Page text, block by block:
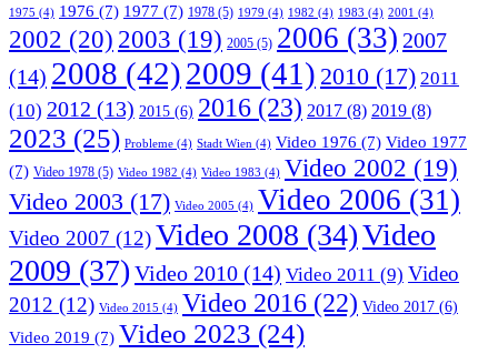
1975 (4) 1976 (7) 1977 (7) 1978 (5) 1979 (4) 1982 (4) 1983 (4) 2001 (4)
2002 (20) 2003 (19) 2005 (5) 2006 (33) 2007
(14) 2008 (42)2009 (41) 2010 (17) 2011
(10) 2012 (13) 2015 (6) 2016 (23) 2017 (8) 2019 (8)
2023 (25) Probleme (4) Stadt Wien (4) Video 1976 (7) Video 1977
(7) Video 1978 (5) Video 1982 (4) Video 1983 (4) Video 2002 (19)
Video 2003 (17) Video 2005 (4) Video 2006 (31)
Video 2007 (12)Video 2008 (34)Video
2009 (37) Video 2010 (14) Video 2011 (9) Video
2012 (12) Video 2015 (4) Video 2016 (22) Video 2017 (6)
Video 2019 (7) Video 2023 (24)